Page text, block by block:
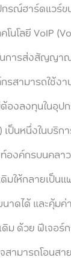
รณ์ฮาร์ดแวร์ข
โนโลยี VoIP
การส่งสัญญา
รสามารถใช้ง
องลงทุนในอุป
ป็นหนึ่งในบริก
ท์องค์กรบนคลา
มให้กลายเป็น
ดได้ และคุ้มค่
ม ด้วย ฟีเจอร์
สามารถโอนส